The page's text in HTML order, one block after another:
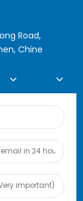
Road,
Chine
nos produits ou